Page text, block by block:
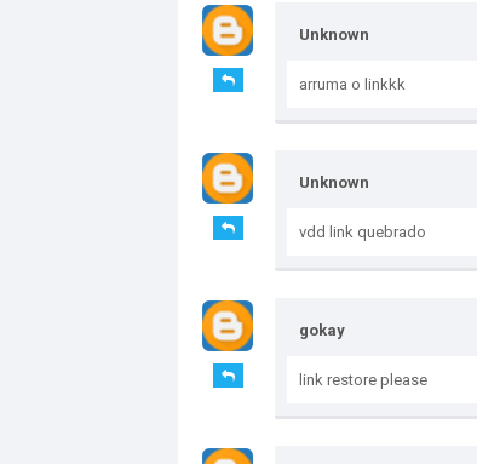
Unknown
arruma o linkkk
Unknown
vdd link quebrado
gokay
link restore please